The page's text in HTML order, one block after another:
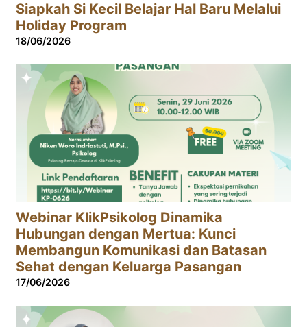
Siapkah Si Kecil Belajar Hal Baru Melalui
Holiday Program
18/06/2026
Webinar KlikPsikolog Dinamika
Hubungan dengan Mertua: Kunci
Membangun Komunikasi dan Batasan
Sehat dengan Keluarga Pasangan
17/06/2026